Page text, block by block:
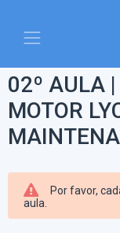
02º AULA
MOTOR
Por favor,
aula.